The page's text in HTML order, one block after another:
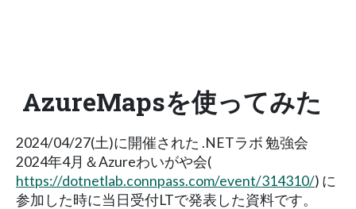
AzureMapsを使ってみた
2024/04/27(土)に開催された .NETラボ 勉強会
2024年4月＆Azureわいがや会(
https://dotnetlab.connpass.com/event/314310/) に
参加した時に当日受付LTで発表した資料です。